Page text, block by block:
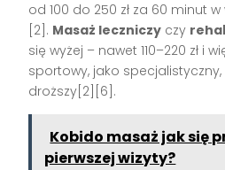
od 100 do 250 zł za 60 minut
[2]. Masaż leczniczy czy
się wyżej – nawet 110–220 zł i
sportowy, jako
droższy[2][6].
Kobido masaż jak się
pierwszej wizyty?